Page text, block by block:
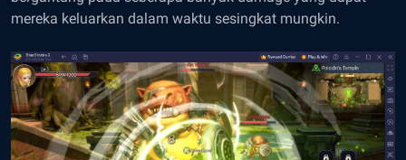
mereka keluarkan dalam waktu sesingkat mungkin.